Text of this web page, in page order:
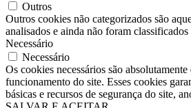
Outros
Outros cookies não categorizados são
analisados ​​e ainda não foram
Necessário
Necessário
Os cookies necessários são
funcionamento do site. Esses cookies
básicas e recursos de segurança do site,